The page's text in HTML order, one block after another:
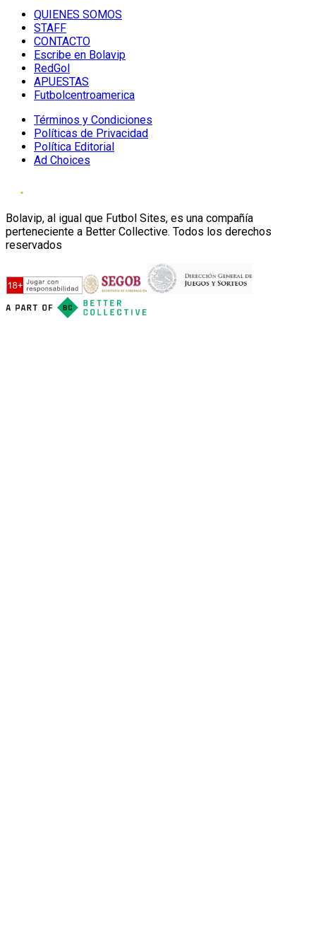
QUIENES SOMOS
STAFF
CONTACTO
Escribe en Bolavip
RedGol
APUESTAS
Futbolcentroamerica
Términos y Condiciones
Políticas de Privacidad
Política Editorial
Ad Choices
Bolavip, al igual que Futbol Sites, es una compañía
perteneciente a Better Collective. Todos los derechos
reservados